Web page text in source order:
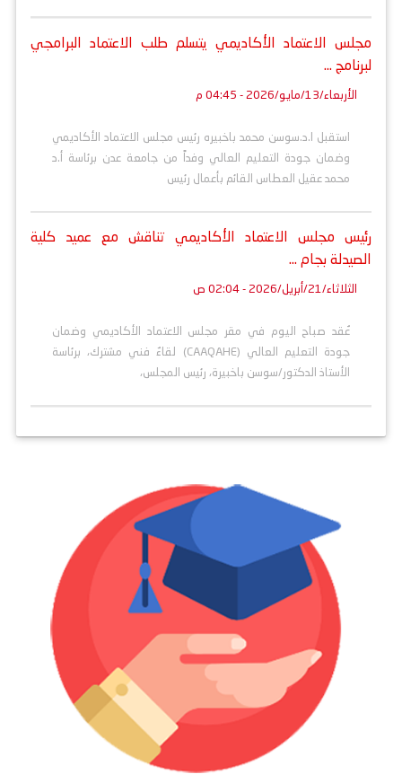
مجلس الاعتماد الأكاديمي يتسلم طلب الاعتماد البرامجي
لبرنامج ...
الأربعاء/13/مايو/2026 - 04:45 م
استقبل ا.د.سوسن محمد باخبيره رئيس مجلس الاعتماد الأكاديمي
وضمان جودة التعليم العالي وفداً من جامعة عدن برئاسة أ.د
محمد عقيل العطاس القائم بأعمال رئيس
رئيس مجلس الاعتماد الأكاديمي تناقش مع عميد كلية
الصيدلة بجام ...
الثلاثاء/21/أبريل/2026 - 02:04 ص
عُقد صباح اليوم في مقر مجلس الاعتماد الأكاديمي وضمان
جودة التعليم العالي (CAAQAHE) لقاءٌ فني مشترك، برئاسة
الأستاذ الدكتور/سوسن باخبيرة، رئيس المجلس،